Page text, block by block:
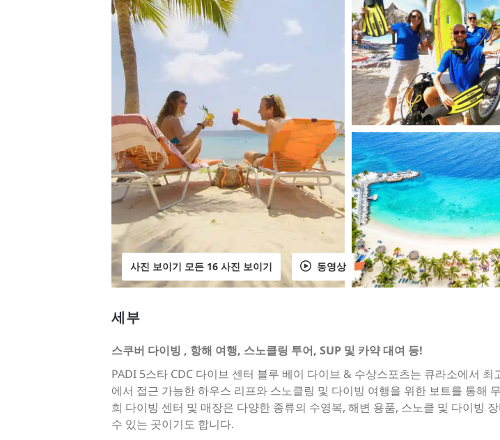
사진 보이기 모든 16 사진 보이기 동영상
세부
스쿠버 다이빙 , 항해 여행, 스노클링 투어, SUP 및 카약 대여 등!
PADI 5스타 CDC 다이브 센터 블루 베이 다이브 & 수상스포츠는 큐라소에서
에서 접근 가능한 하우스 리프와 스노클링 및 다이빙 여행을 위한 보트를 통해
희 다이빙 센터 및 매장은 다양한 종류의 수영복, 해변 용품, 스노클 및 다이빙
수 있는 곳이기도 합니다.